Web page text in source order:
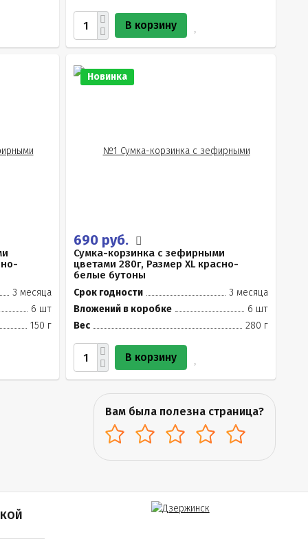
В корзину
3 месяца
6 шт
150 г
Новинка
690 руб.
Сумка-корзинка с зефирными
цветами 280г, Размер XL красно-
белые бутоны
Срок годности
3 месяца
Вложений в коробке
6 шт
Вес
280 г
В корзину
Вам была полезна страница?